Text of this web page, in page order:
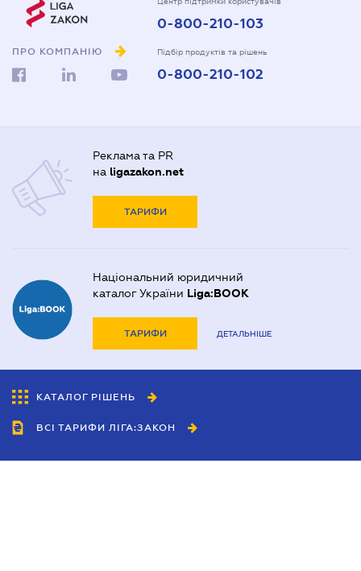
ПРО КОМПАНІЮ
0-800-210-103
Підбір продуктів та рішень
0-800-210-102
Реклама та PR
на ligazakon.net
ТАРИФИ
Національний юридичний
каталог України Liga:BOOK
ТАРИФИ ДЕТАЛЬНІШЕ
КАТАЛОГ РІШЕНЬ
ВСІ ТАРИФИ ЛІГА:ЗАКОН